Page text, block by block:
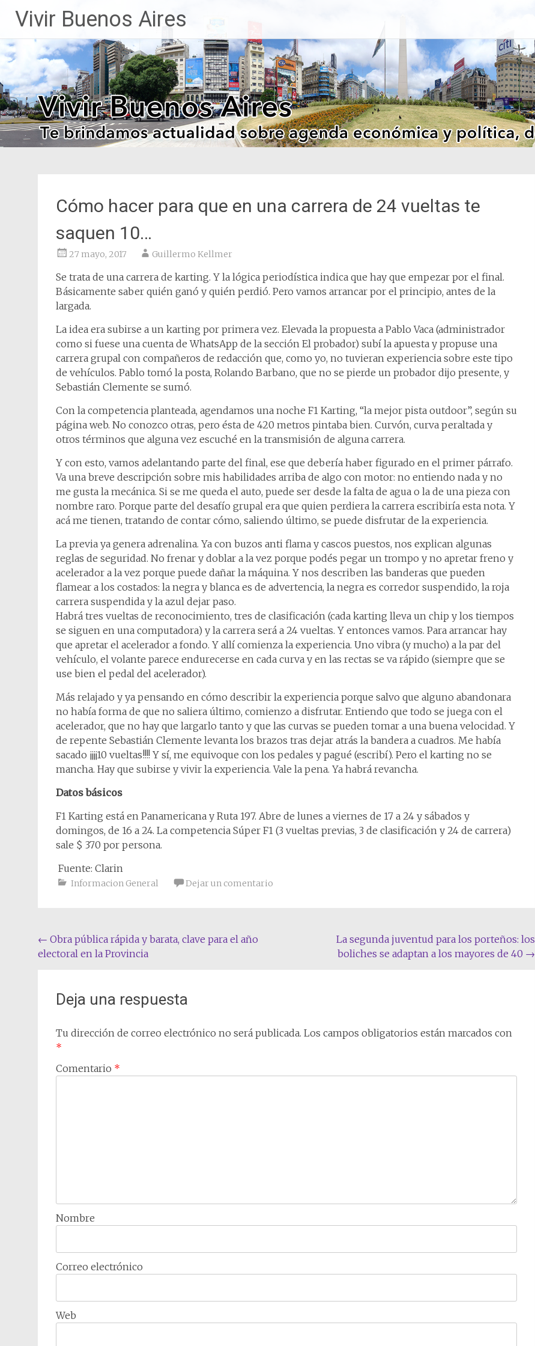
contenido
Vivir Buenos Aires
Cómo hacer para que en una carrera de 24 vueltas te
saquen 10…
27 mayo, 2017 Guillermo Kellmer
Se trata de una carrera de karting. Y la lógica periodística indica que hay que empezar por el final.
Básicamente saber quién ganó y quién perdió. Pero vamos arrancar por el principio, antes de la
largada.
La idea era subirse a un karting por primera vez. Elevada la propuesta a Pablo Vaca (administrador
como si fuese una cuenta de WhatsApp de la sección El probador) subí la apuesta y propuse una
carrera grupal con compañeros de redacción que, como yo, no tuvieran experiencia sobre este tipo
de vehículos. Pablo tomó la posta, Rolando Barbano, que no se pierde un probador dijo presente, y
Sebastián Clemente se sumó.
Con la competencia planteada, agendamos una noche F1 Karting, “la mejor pista outdoor”, según su
página web. No conozco otras, pero ésta de 420 metros pintaba bien. Curvón, curva peraltada y
otros términos que alguna vez escuché en la transmisión de alguna carrera.
Y con esto, vamos adelantando parte del final, ese que debería haber figurado en el primer párrafo.
Va una breve descripción sobre mis habilidades arriba de algo con motor: no entiendo nada y no
me gusta la mecánica. Si se me queda el auto, puede ser desde la falta de agua o la de una pieza con
nombre raro. Porque parte del desafío grupal era que quien perdiera la carrera escribiría esta nota. Y
acá me tienen, tratando de contar cómo, saliendo último, se puede disfrutar de la experiencia.
La previa ya genera adrenalina. Ya con buzos anti flama y cascos puestos, nos explican algunas
reglas de seguridad. No frenar y doblar a la vez porque podés pegar un trompo y no apretar freno y
acelerador a la vez porque puede dañar la máquina. Y nos describen las banderas que pueden
flamear a los costados: la negra y blanca es de advertencia, la negra es corredor suspendido, la roja
carrera suspendida y la azul dejar paso.
Habrá tres vueltas de reconocimiento, tres de clasificación (cada karting lleva un chip y los tiempos
se siguen en una computadora) y la carrera será a 24 vueltas. Y entonces vamos. Para arrancar hay
que apretar el acelerador a fondo. Y allí comienza la experiencia. Uno vibra (y mucho) a la par del
vehículo, el volante parece endurecerse en cada curva y en las rectas se va rápido (siempre que se
use bien el pedal del acelerador).
Más relajado y ya pensando en cómo describir la experiencia porque salvo que alguno abandonara
no había forma de que no saliera último, comienzo a disfrutar. Entiendo que todo se juega con el
acelerador, que no hay que largarlo tanto y que las curvas se pueden tomar a una buena velocidad. Y
de repente Sebastián Clemente levanta los brazos tras dejar atrás la bandera a cuadros. Me había
sacado ¡¡¡¡10 vueltas!!!! Y sí, me equivoque con los pedales y pagué (escribí). Pero el karting no se
mancha. Hay que subirse y vivir la experiencia. Vale la pena. Ya habrá revancha.
Datos básicos​
F1 Karting está en Panamericana y Ruta 197. Abre de lunes a viernes de 17 a 24 y sábados y
domingos, de 16 a 24. La competencia Súper F1 (3 vueltas previas, 3 de clasificación y 24 de carrera)
sale $ 370 por persona.​
Fuente: Clarin
Informacion General Dejar un comentario
Navegación
de
← Obra pública rápida y barata, clave para el año
electoral en la Provincia
La segunda juventud para los porteños: los
boliches se adaptan a los mayores de 40 →
Deja una respuesta
Tu dirección de correo electrónico no será publicada. Los campos obligatorios están marcados con
*
Comentario *
Nombre
Correo electrónico
Web